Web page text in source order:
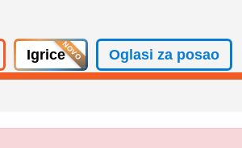
Igrice Oglasi za posao